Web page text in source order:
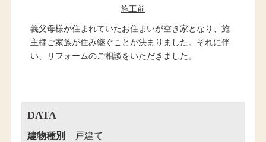
施工前
義父母様が住まれていたお住まいが空き家となり、施
主様ご家族が住み継ぐことが決まりました。それに伴
い、リフォームのご相談をいただきました。
DATA
建物種別
戸建て